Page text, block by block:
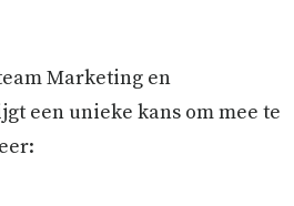
Marketing en
een unieke kans om mee te